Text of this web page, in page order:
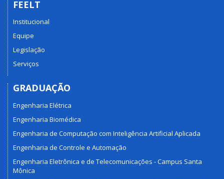
FEELT
Institucional
Equipe
Legislação
Serviços
GRADUAÇÃO
Engenharia Elétrica
Engenharia Biomédica
Engenharia de Computação com Inteligência Artificial Aplicada
Engenharia de Controle e Automação
Engenharia Eletrônica e de Telecomunicações - Campus Santa
Mônica